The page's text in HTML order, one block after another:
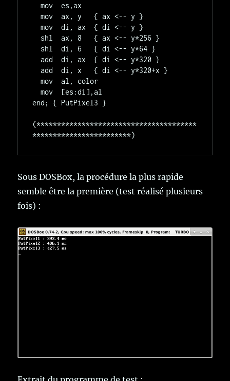
  mov  es,ax
  mov  ax, y   { ax <-- y }
  mov  di, ax  { di <-- y }
  add  di, ax  { di <-- y*320 }
  add  di, x   { di <-- y*320+x }
  mov  al, color
  mov  [es:di],al
end; { PutPixel3 }
(***************************************
Sous DOSBox, la procédure la plus rapide
semble être la première (test réalisé plusieurs
fois) :